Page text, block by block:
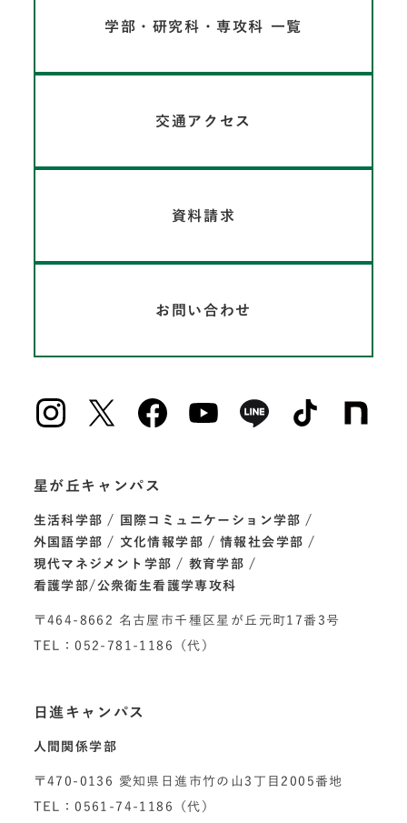
学部・研究科・専攻科 一覧
交通アクセス
資料請求
お問い合わせ
星が丘キャンパス
生活科学部
国際コミュニケーション学部
外国語学部
文化情報学部
情報社会学部
現代マネジメント学部
教育学部
看護学部/公衆衛生看護学専攻科
〒464-8662 名古屋市千種区星が丘元町17番3号
TEL：052-781-1186（代）
日進キャンパス
人間関係学部
〒470-0136 愛知県日進市竹の山3丁目2005番地
TEL：0561-74-1186（代）